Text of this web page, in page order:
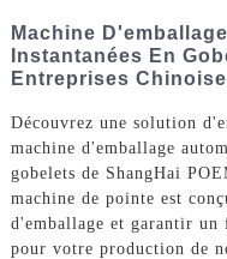
Machine
Instantanées En
Entreprises
Découvrez une solution
machine d'emballage
gobelets de ShangHai
machine de pointe est
d'emballage et garantir un
pour votre production de